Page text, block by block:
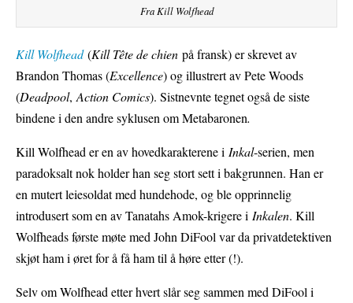
Fra Kill Wolfhead
Kill Wolfhead(Kill Tête de chien på fransk) er skrevet av
Brandon Thomas (Excellence) og illustrert av Pete Woods
(Deadpool, Action Comics). Sistnevnte tegnet også de siste
bindene i den andre syklusen om Metabaronen.
Kill Wolfhead er en av hovedkarakterene i Inkal-serien, men
paradoksalt nok holder han seg stort sett i bakgrunnen. Han er
en mutert leiesoldat med hundehode, og ble opprinnelig
introdusert som en av Tanatahs Amok-krigere i Inkalen. Kill
Wolfheads første møte med John DiFool var da privatdetektiven
skjøt ham i øret for å få ham til å høre etter (!).
Selv om Wolfhead etter hvert slår seg sammen med DiFool i